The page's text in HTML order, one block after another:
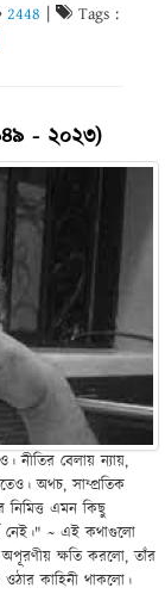
2448 | Tags :
- ২০২৩)
নীতির বেলায় ন্যায়,
অথচ, সাম্প্রতিক
নিমিত্ত এমন কিছু
নেই।" ~ এই কথাগুলো
ক্ষতি করলো, তাঁর
কাহিনী থাকলো।